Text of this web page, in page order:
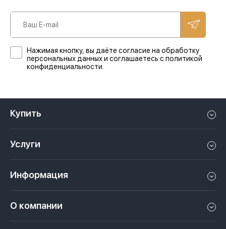
Нажимая кнопку, вы даёте согласие на обработку
персональных данных и соглашаетесь с политикой
конфиденциальности.
Купить
Апартаменты в Дубае
Пентхаус в Дубае
Услуги
Сдать недвижимость в Дубае, ОАЭ
Информация
О компании